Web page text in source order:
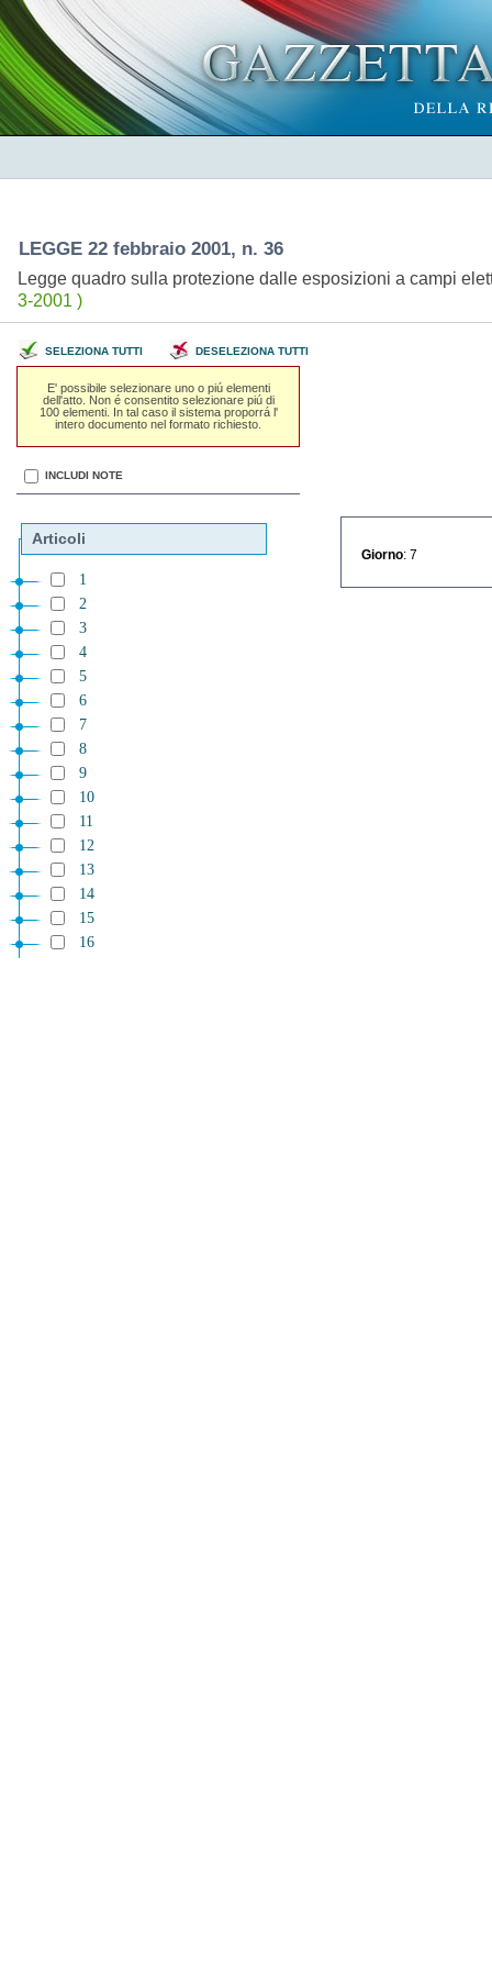
LEGGE 22 febbraio 2001, n. 36
Legge quadro sulla protezione dalle esposizioni a campi
3-2001 )
SELEZIONA TUTTI DESELEZIONA TUTTI
E' possibile selezionare uno o piú elementi
dell'atto. Non é consentito selezionare piú di
100 elementi. In tal caso il sistema proporrá l'
intero documento nel formato richiesto.
INCLUDI NOTE
Articoli
1
2
3
4
5
6
7
8
9
10
11
12
13
14
15
16
Giorno : 7